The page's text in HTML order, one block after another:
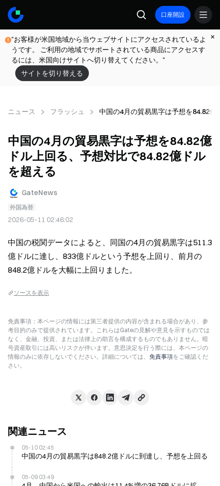
口座開設
"お客様が米国地域から当ウェブサイトにアクセスされているよ
うです。 ご利用の地域でサポートされている商品にアクセスす
るには、米国向けサイトへ切り替えてください。"
サイトを切り替える
ニュース フラッシュ 中国の4月の貿易黒字は予想を84.82
中国の4月の貿易黒字は予想を84.82億
ドル上回る、予想対比で84.82億ドル
を超える
GateNews
外国為替
2026-05-11 02:46:02
中国の税関データによると、同国の4月の貿易黒字は511.3
億ドルに達し、833億ドルという予想を上回り、前月の
848.2億ドルを大幅に上回りました。
ソースを表示
免責事項：本ページの情報には第三者提供の内容が含まれる場合があり、参
考目的のみで提供されています。これらはGateの見解や意見を示すものでは
なく、金融、投資、または法律上の助言を構成するものでもありません。暗
号資産取引には高いリスクが伴います。意思決定を行う際には、本ページの
情報のみに依存しないでください。詳細については、 免責事項をご確認くだ
さい。
関連ニュース
05-10 02:45
中国の4月の貿易黒字は848.2億ドルに到達し、予想を上回る
05-09 03:49